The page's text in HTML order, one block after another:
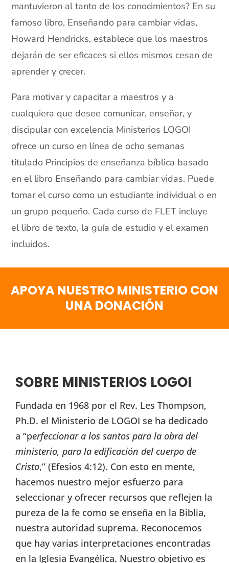
mantuvieron al tanto de los conocimientos? En su
famoso libro, Enseñando para cambiar vidas,
Howard Hendricks, establece que los maestros
dejarán de ser eficaces si ellos mismos cesan de
aprender y crecer.
Para motivar y capacitar a maestros y a
cualquiera que desee comunicar, enseñar, y
discipular con excelencia Ministerios LOGOI
ofrece un curso en línea de ocho semanas
titulado Principios de enseñanza bíblica basado
en el libro Enseñando para cambiar vidas. Puede
tomar el curso como un estudiante individual o en
un grupo pequeño. Cada curso de FLET incluye
el libro de texto, la guía de estudio y el examen
incluidos.
APOYA NUESTRO MINISTERIO CON
UNA DONACIÓN
SOBRE MINISTERIOS LOGOI
Fundada en 1968 por el Rev. Les Thompson,
Ph.D. el Ministerio de LOGOI se ha dedicado
a “perfeccionar a los santos para la obra del
ministerio, para la edificación del cuerpo de
Cristo,” (Efesios 4:12). Con esto en mente,
hacemos nuestro mejor esfuerzo para
seleccionar y ofrecer recursos que reflejen la
pureza de la fe como se enseña en la Biblia,
nuestra autoridad suprema. Reconocemos
que hay varias interpretaciones encontradas
en la Iglesia Evangélica. Nuestro objetivo es